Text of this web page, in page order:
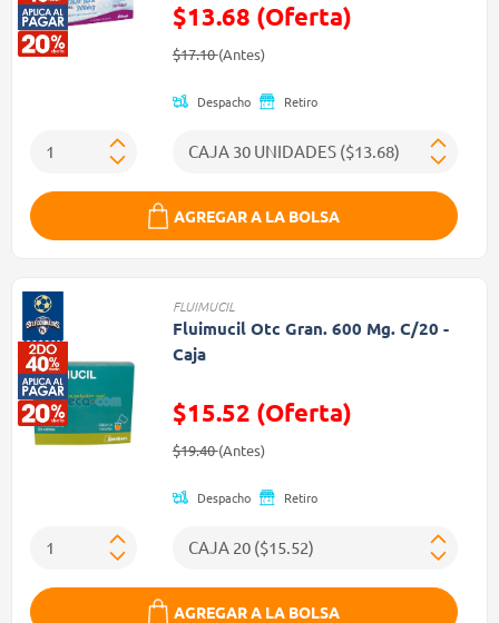
$13.68 (Oferta)
Precio reducido de
$17.10(Antes)(Oferta)
Despacho Retiro
AGREGAR A LA BOLSA
FLUIMUCIL
Fluimucil Otc Gran. 600 Mg. C/20 -
Caja
$15.52 (Oferta)
Precio reducido de
$19.40(Antes)(Oferta)
Despacho Retiro
AGREGAR A LA BOLSA